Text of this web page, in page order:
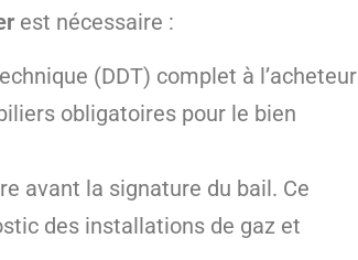
est nécessaire :
(DDT) complet à l’acheteur
obligatoires pour le bien
avant la signature du bail. Ce
des installations de gaz et